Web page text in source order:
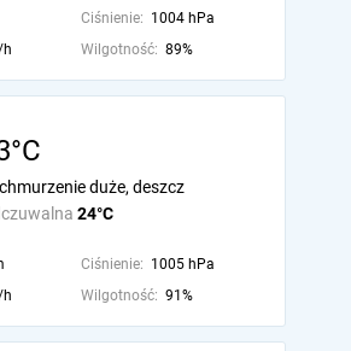
Ciśnienie: 1004 hPa
h Wilgotność: 89%
24°C
duże, deszcz
Ciśnienie: 1005 hPa
Wilgotność: 91%